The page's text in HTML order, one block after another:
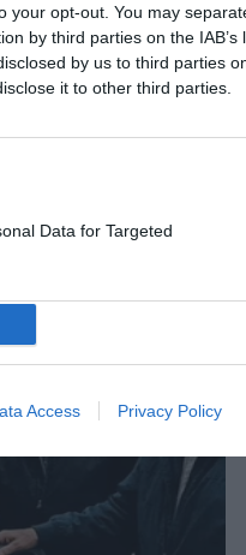
your opt-out. You may
by third parties on the IAB’s
by us to third parties
it to other third parties.
Data for Targeted
Access Privacy Policy